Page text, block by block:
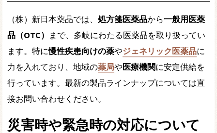
（株）新日本薬品では、 処方箋医薬品から一般用医薬
品（OTC）
まで、多岐にわたる医薬品を取り扱ってい
ます。特に慢性疾患向けの薬やジェネリック医薬品に
力を入れており、地域の薬局や医療機関に安定供給を
行っています。最新の製品ラインナップについては直
接お問い合わせください。
災害時や緊急時の対応について